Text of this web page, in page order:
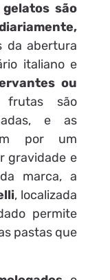
gelatos são
da abertura
italiano e
ou
são
e as
por um
gravidade e
marca, a
, localizada
permite
pastas que